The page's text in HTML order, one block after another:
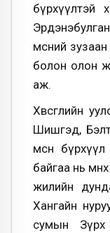
бүрхүүлтэй
мөсний
болон олон
аж.
Хөвсгөлийн
Шишгэд,
мөсөн
байгаа нь
жилийн
Хангайн
сумын Зүрх